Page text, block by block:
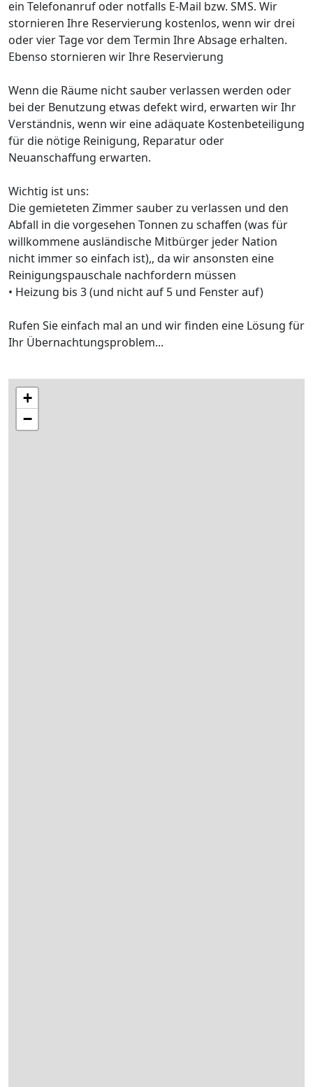
ein Telefonanruf oder notfalls E-Mail bzw. SMS. Wir
stornieren Ihre Reservierung kostenlos, wenn wir drei
oder vier Tage vor dem Termin Ihre Absage erhalten.
Ebenso stornieren wir Ihre Reservierung
Wenn die Räume nicht sauber verlassen werden oder
bei der Benutzung etwas defekt wird, erwarten wir Ihr
Verständnis, wenn wir eine adäquate Kostenbeteiligung
für die nötige Reinigung, Reparatur oder
Neuanschaffung erwarten.
Wichtig ist uns:
Die gemieteten Zimmer sauber zu verlassen und den
Abfall in die vorgesehen Tonnen zu schaffen (was für
willkommene ausländische Mitbürger jeder Nation
nicht immer so einfach ist),, da wir ansonsten eine
Reinigungspauschale nachfordern müssen
• Heizung bis 3 (und nicht auf 5 und Fenster auf)
Rufen Sie einfach mal an und wir finden eine Lösung für
Ihr Übernachtungsproblem...
+
−